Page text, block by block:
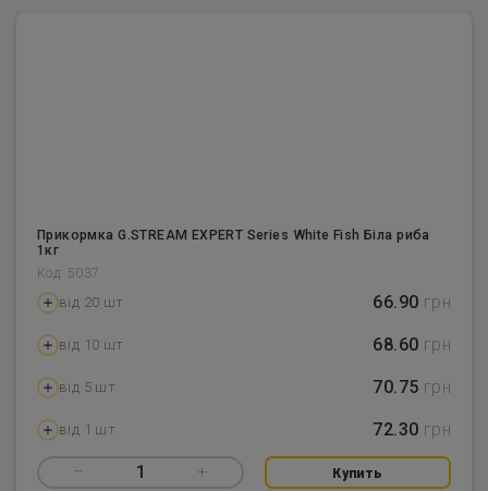
Прикормка G.STREAM EXPERT Series White Fish Біла риба
1кг
Код: 5037
від 20 шт 66.90 грн
від 10 шт 68.60 грн
від 5 шт 70.75 грн
від 1 шт 72.30 грн
– 1 + Купить